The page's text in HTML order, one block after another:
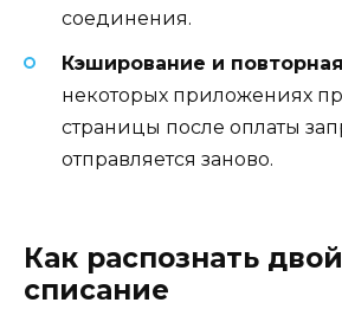
соединения.
Кэширование и
некоторых приложениях
страницы после оплаты
отправляется заново.
Как распознать
списание